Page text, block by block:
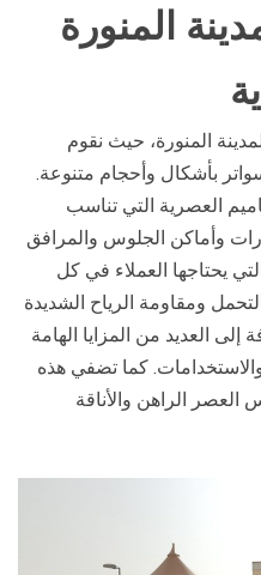
المنورة
المنورة، حيث نقوم
بأشكال وأحجام متنوعة.
العصرية التي تناسب
وأماكن الجلوس والمرافق
يحتاجها العملاء في كل
ومقاومة الرياح الشديدة
العديد من المزايا الهامة
والاستخدامات. كما تضفي هذه
العصر الراهن والأناقة